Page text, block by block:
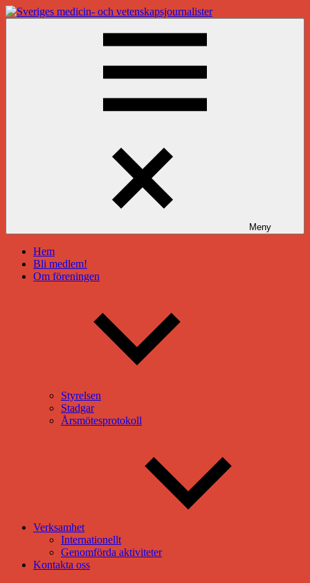
Hoppa
till
Meny
Hem
Bli medlem!
Om föreningen
Styrelsen
Stadgar
Årsmötesprotokoll
Verksamhet
Internationellt
Genomförda aktiviteter
Kontakta oss